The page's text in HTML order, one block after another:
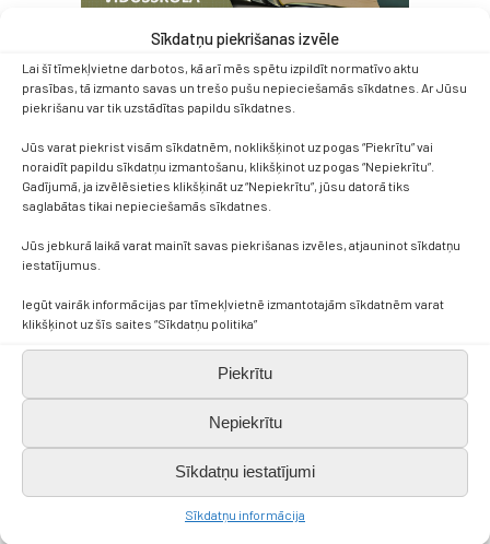
Sīkdatņu piekrišanas izvēle
Lai šī tīmekļvietne darbotos, kā arī mēs spētu izpildīt normatīvo aktu
prasības, tā izmanto savas un trešo pušu nepieciešamās sīkdatnes. Ar Jūsu
piekrišanu var tik uzstādītas papildu sīkdatnes.
Jūs varat piekrist visām sīkdatnēm, noklikšķinot uz pogas “Piekrītu” vai
noraidīt papildu sīkdatņu izmantošanu, klikšķinot uz pogas “Nepiekrītu”.
Gadījumā, ja izvēlēsieties klikšķināt uz “Nepiekrītu”, jūsu datorā tiks
saglabātas tikai nepieciešamās sīkdatnes.
Jūs jebkurā laikā varat mainīt savas piekrišanas izvēles, atjauninot sīkdatņu
iestatījumus.
Iegūt vairāk informācijas par tīmekļvietnē izmantotajām sīkdatnēm varat
klikšķinot uz šīs saites “Sīkdatņu politika”
Piekrītu
Nepiekrītu
Sīkdatņu iestatījumi
Sīkdatņu informācija